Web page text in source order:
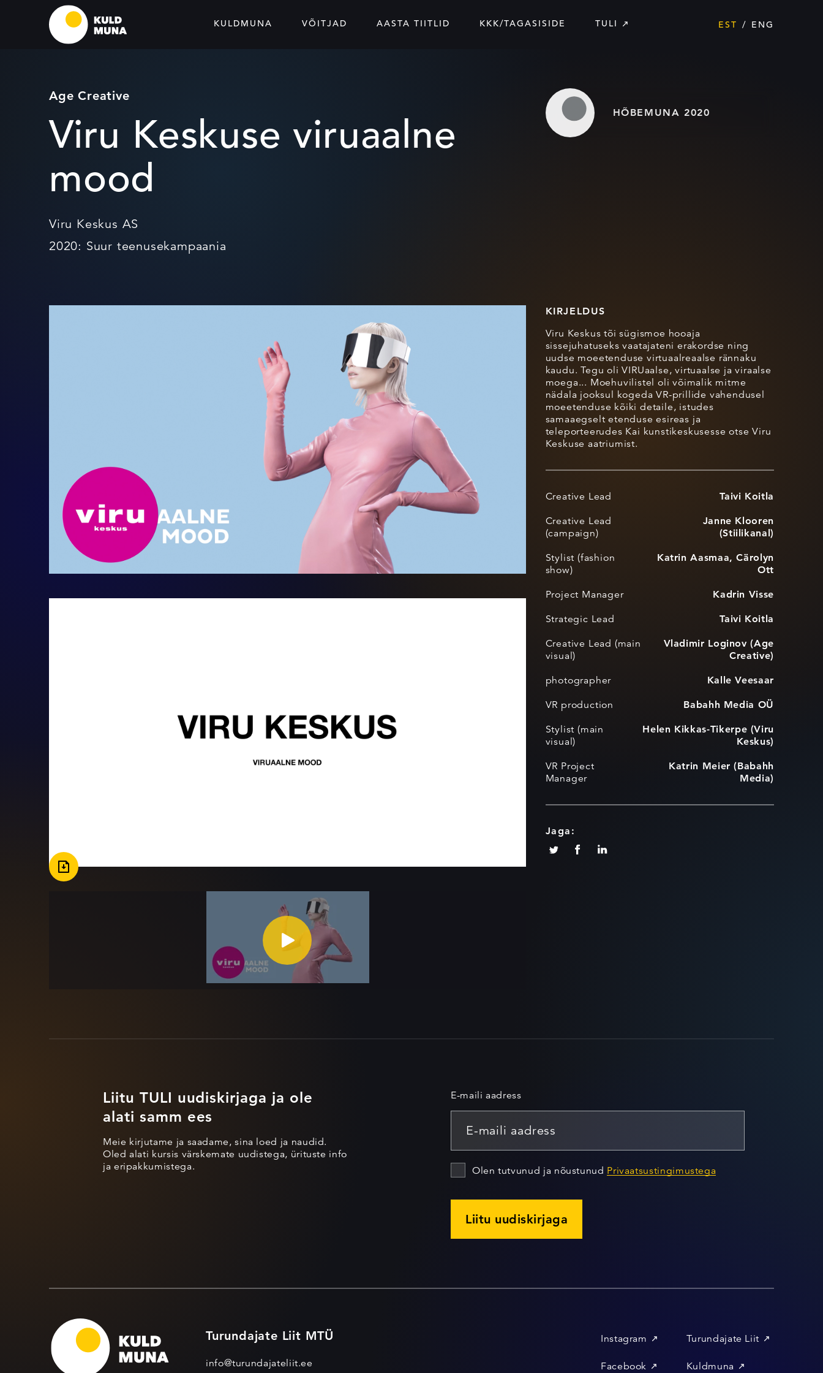
KULDMUNA VÕITJAD AASTA TIITLID KKK/TAGASISIDE TULI EST ENG
Age Creative
Viru Keskuse viruaalne
mood
Viru Keskus AS
2020: Suur teenusekampaania
HÕBEMUNA 2020
KIRJELDUS
Viru Keskus tõi sügismoe hooaja
sissejuhatuseks vaatajateni erakordse ning
uudse moeetenduse virtuaalreaalse rännaku
kaudu. Tegu oli VIRUaalse, virtuaalse ja viraalse
moega... Moehuvilistel oli võimalik mitme
nädala jooksul kogeda VR-prillide vahendusel
moeetenduse kõiki detaile, istudes
samaaegselt etenduse esireas ja
teleporteerudes Kai kunstikeskusesse otse Viru
Keskuse aatriumist.
Creative Lead Taivi Koitla
Creative Lead
(campaign)
Janne Klooren
(Stiilikanal)
Stylist (fashion
show)
Katrin Aasmaa, Cärolyn
Ott
Project Manager Kadrin Visse
Strategic Lead Taivi Koitla
Creative Lead (main
visual)
Vladimir Loginov (Age
Creative)
photographer Kalle Veesaar
VR production Babahh Media OÜ
Stylist (main
visual)
Helen Kikkas-Tikerpe (Viru
Keskus)
VR Project
Manager
Katrin Meier (Babahh
Media)
Jaga:
Liitu TULI uudiskirjaga ja ole
alati samm ees
Meie kirjutame ja saadame, sina loed ja naudid.
Oled alati kursis värskemate uudistega, ürituste info
ja eripakkumistega.
E-maili aadress
Olen tutvunud ja nõustunud Privaatsustingimustega
Liitu uudiskirjaga
Turundajate Liit MTÜ
info@turundajateliit.ee
Instagram
Facebook
Turundajate Liit
Kuldmuna